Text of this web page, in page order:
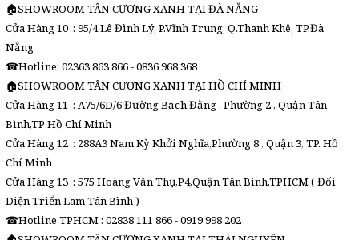
🏠SHOWROOM TÂN CƯƠNG XANH TẠI ĐÀ NẴNG
Cửa Hàng 10 : 95/4 Lê Đình Lý, P.Vĩnh Trung, Q.Thanh Khê, TP.Đà
Nẵng
☎Hotline: 02363 863 866 - 0836 968 368
🏠SHOWROOM TÂN CƯƠNG XANH TẠI HỒ CHÍ MINH
Cửa Hàng 11 : A75/6D/6 Đường Bạch Đằng , Phường 2 , Quận Tân
Bình,TP Hồ Chí Minh
Cửa Hàng 12 : 288A3 Nam Kỳ Khởi Nghĩa,Phường 8 , Quận 3, TP. Hồ
Chí Minh
Cửa Hàng 13 : 575 Hoàng Văn Thụ,P4,Quận Tân Bình,TPHCM ( Đối
Diện Triển Lãm Tân Bình )
☎Hotline TPHCM : 02838 111 866 - 0919 998 202